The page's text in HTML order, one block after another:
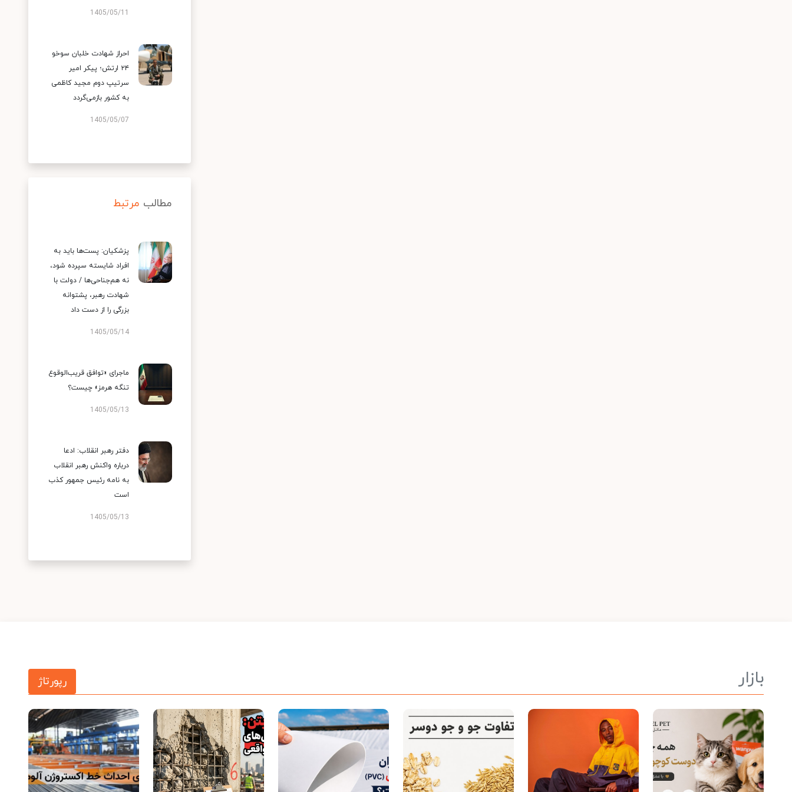
1405/05/11
احراز شهادت خلبان سوخو
۲۴ ارتش؛ پیکر امیر
سرتیپ دوم مجید کاظمی
به کشور بازمی‌گردد
1405/05/07
مطالب مرتبط
پزشکیان: پست‌ها باید به
افراد شایسته سپرده شود،
نه هم‌جناحی‌ها / دولت با
شهادت رهبر، پشتوانه
بزرگی را از دست داد
1405/05/14
ماجرای «توافق قریب‌الوقوع
تنگه هرمز» چیست؟
1405/05/13
دفتر رهبر انقلاب: ادعا
درباره واکنش رهبر انقلاب
به نامه رئیس جمهور کذب
است
1405/05/13
بازار رپورتاژ